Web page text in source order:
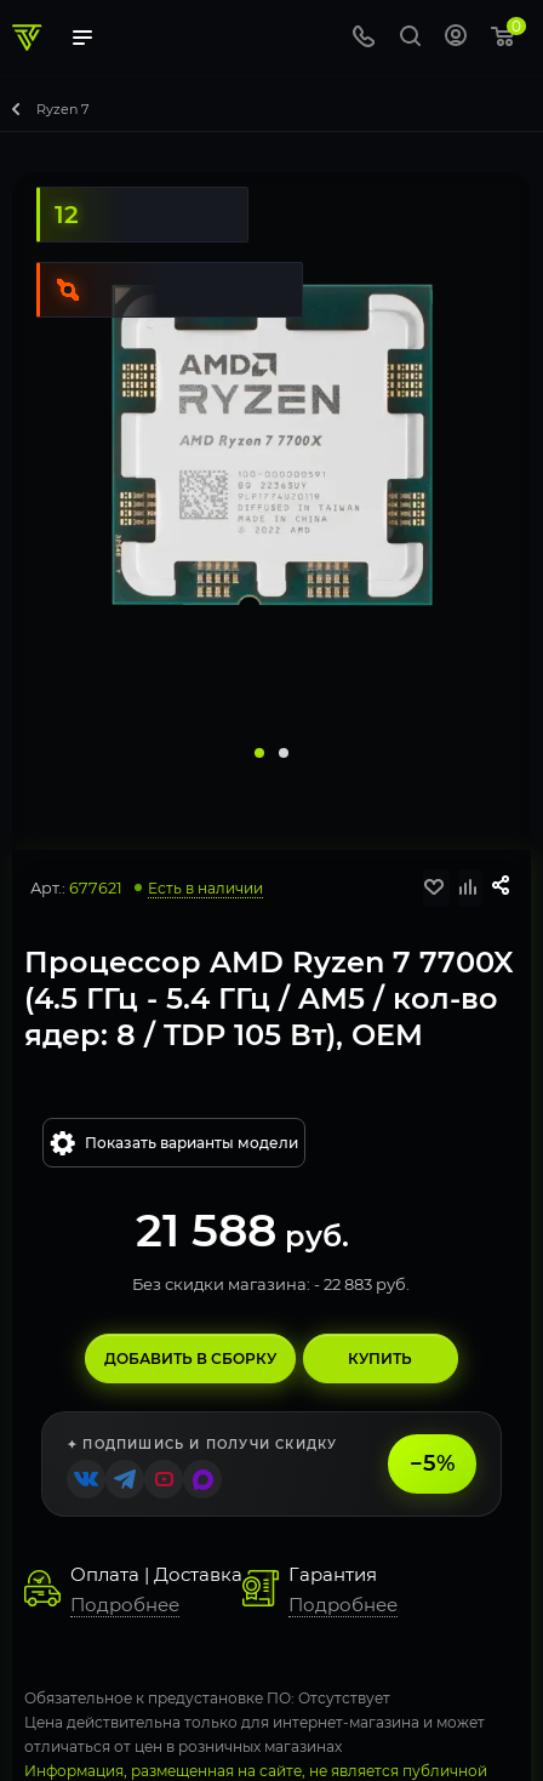
0
Ryzen 7
Арт.: 677621 Есть в наличии
Процессор AMD Ryzen 7 7700X
(4.5 ГГц - 5.4 ГГц / AM5 / кол-во
ядер: 8 / TDP 105 Вт), OEM
Показать варианты модели
21 588 руб.
Без скидки магазина: -22 883 руб.
ДОБАВИТЬ В СБОРКУ КУПИТЬ
✦ ПОДПИШИСЬ И ПОЛУЧИ СКИДКУ
−5%
Оплата | Доставка
Подробнее
Гарантия
Подробнее
Обязательное к предустановке ПО: Отсутствует
Цена действительна только для интернет-магазина и может
отличаться от цен в розничных магазинах
Информация, размещенная на сайте, не является публичной